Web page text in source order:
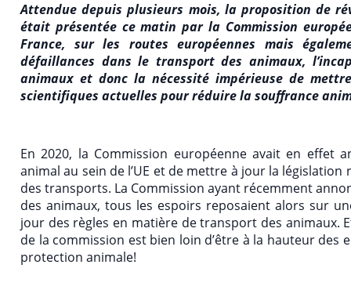
Attendue depuis plusieurs mois, la proposition de
était présentée ce matin par la Commission
France, sur les routes européennes mais
défaillances dans le transport des animaux,
animaux et donc la nécessité impérieuse de
scientifiques actuelles pour réduire la souffrance
En 2020, la Commission européenne avait en effet
animal au sein de l’UE et de mettre à jour la
des transports. La Commission ayant récemment
des animaux, tous les espoirs reposaient alors sur
jour des règles en matière de transport des animaux.
de la commission est bien loin d’être à la hauteur
protection animale!